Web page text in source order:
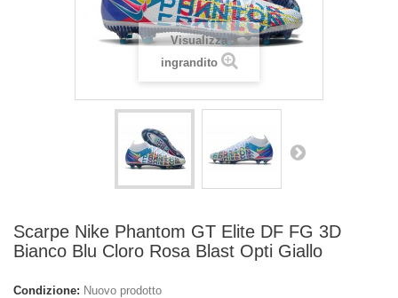
Visualizza
ingrandito
Scarpe Nike Phantom GT Elite DF FG 3D
Bianco Blu Cloro Rosa Blast Opti Giallo
Condizione: Nuovo prodotto